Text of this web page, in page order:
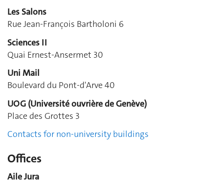
Les Salons
Rue Jean-François Bartholoni 6
Sciences II
Quai Ernest-Ansermet 30
Uni Mail
Boulevard du Pont-d'Arve 40
UOG (Université ouvrière de Genève)
Place des Grottes 3
Contacts for non-university buildings
Offices
Aile Jura